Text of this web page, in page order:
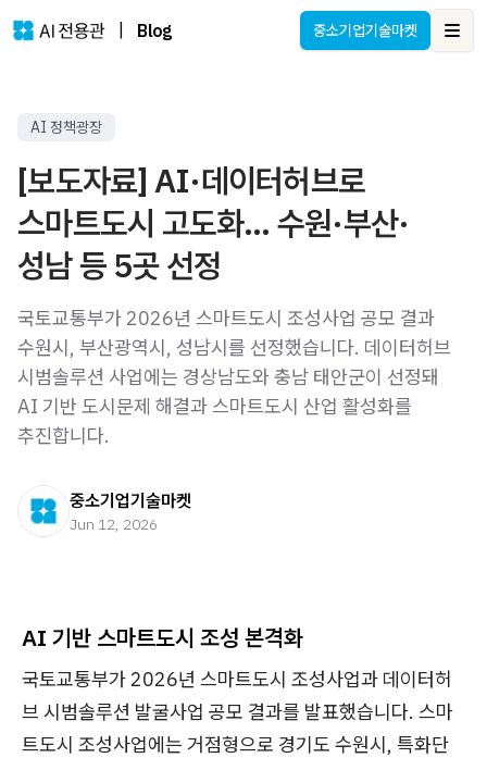
Blog 중소기업기술마켓
AI 정책광장
[보도자료] AI·데이터허브로
스마트도시 고도화… 수원·부산·
성남 등 5곳 선정
국토교통부가 2026년 스마트도시 조성사업 공모 결과
수원시, 부산광역시, 성남시를 선정했습니다. 데이터허브
시범솔루션 사업에는 경상남도와 충남 태안군이 선정돼
AI 기반 도시문제 해결과 스마트도시 산업 활성화를
추진합니다.
중소기업기술마켓
Jun 12, 2026
AI 기반 스마트도시 조성 본격화
국토교통부가 2026년 스마트도시 조성사업과 데이터허
브 시범솔루션 발굴사업 공모 결과를 발표했습니다. 스마
트도시 조성사업에는 거점형으로 경기도 수원시, 특화단